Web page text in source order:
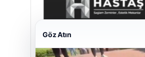
Göz Atın